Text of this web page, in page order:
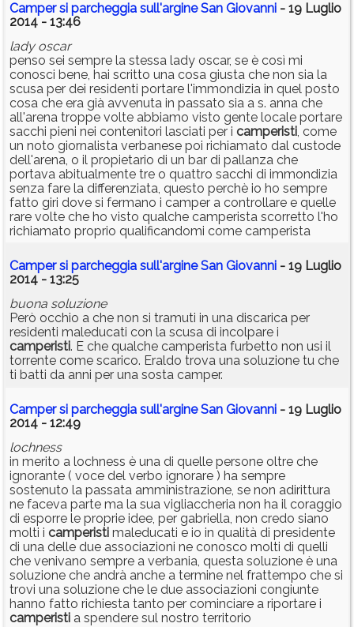
Camper si parcheggia sull'argine San Giovanni - 19 Luglio
2014 - 13:46
lady oscar
penso sei sempre la stessa lady oscar, se è così mi
conosci bene, hai scritto una cosa giusta che non sia la
scusa per dei residenti portare l'immondizia in quel posto
cosa che era già avvenuta in passato sia a s. anna che
all'arena troppe volte abbiamo visto gente locale portare
sacchi pieni nei contenitori lasciati per i camperisti, come
un noto giornalista verbanese poi richiamato dal custode
dell'arena, o il propietario di un bar di pallanza che
portava abitualmente tre o quattro sacchi di immondizia
senza fare la differenziata, questo perchè io ho sempre
fatto giri dove si fermano i camper a controllare e quelle
rare volte che ho visto qualche camperista scorretto l'ho
richiamato proprio qualificandomi come camperista
Camper si parcheggia sull'argine San Giovanni - 19 Luglio
2014 - 13:25
buona soluzione
Però occhio a che non si tramuti in una discarica per
residenti maleducati con la scusa di incolpare i
camperisti. E che qualche camperista furbetto non usi il
torrente come scarico. Eraldo trova una soluzione tu che
ti batti da anni per una sosta camper.
Camper si parcheggia sull'argine San Giovanni - 19 Luglio
2014 - 12:49
lochness
in merito a lochness è una di quelle persone oltre che
ignorante ( voce del verbo ignorare ) ha sempre
sostenuto la passata amministrazione, se non adirittura
ne faceva parte ma la sua vigliaccheria non ha il coraggio
di esporre le proprie idee, per gabriella, non credo siano
molti i camperisti maleducati e io in qualità di presidente
di una delle due associazioni ne conosco molti di quelli
che venivano sempre a verbania, questa soluzione è una
soluzione che andrà anche a termine nel frattempo che si
trovi una soluzione che le due associazioni congiunte
hanno fatto richiesta tanto per cominciare a riportare i
camperisti a spendere sul nostro territorio